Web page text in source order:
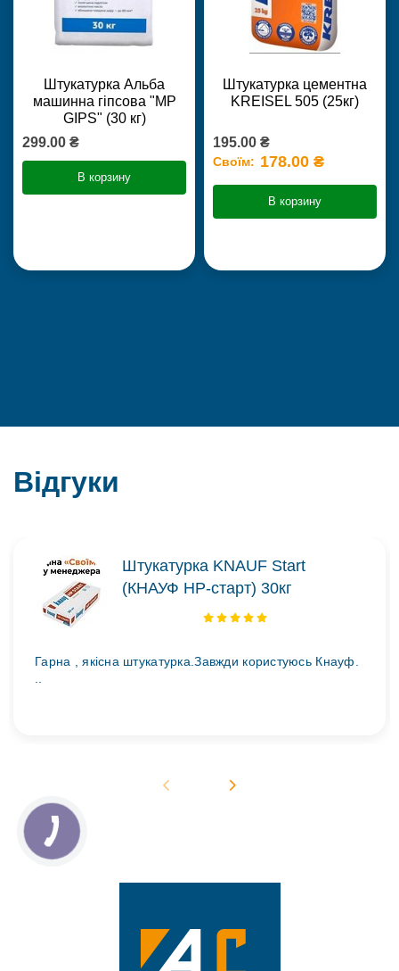
Штукатурка Альба
машинна гіпсова "MP
GIPS" (30 кг)
299.00 ₴
В корзину
Штукатурка цементна
KREISEL 505 (25кг)
195.00 ₴
Своїм: 178.00 ₴
В корзину
Відгуки
Штукатурка KNAUF Start
(КНАУФ НР-старт) 30кг
Гарна , якісна штукатурка.Завжди користуюсь Кнауф.
..